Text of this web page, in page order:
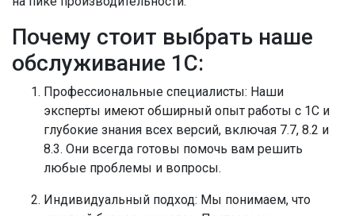
Почему стоит выбрать наше
обслуживание 1С:
Профессиональные специалисты: Наши
эксперты имеют обширный опыт работы с 1С и
глубокие знания всех версий, включая 7.7, 8.2 и
8.3. Они всегда готовы помочь вам решить
любые проблемы и вопросы.
Индивидуальный подход: Мы понимаем, что